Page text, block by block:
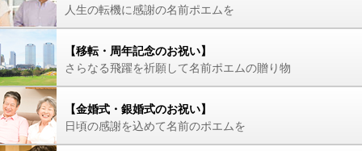
人生の転機に感謝の名前ポエムを
【移転・周年記念のお祝い】
さらなる飛躍を祈願して名前ポエムの贈り物
【金婚式・銀婚式のお祝い】
日頃の感謝を込めて名前のポエムを